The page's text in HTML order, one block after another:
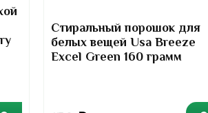
Стиральный порошок для
белых вещей Usa Breeze
Excel Green 160 грамм